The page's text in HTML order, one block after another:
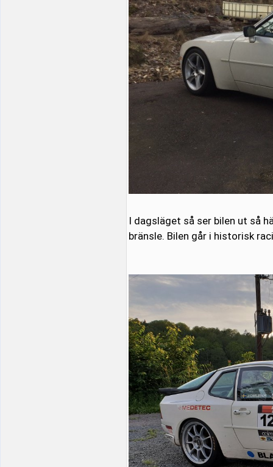
I dagsläget så ser bilen ut så
bränsle. Bilen går i historisk